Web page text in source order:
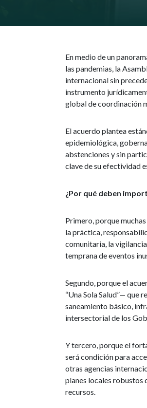
En medio de un
las pandemias, la
internacional sin
instrumento
global de coordinación
El acuerdo plantea
epidemiológica,
abstenciones y sin
clave de su efectividad
¿Por qué deben
Primero, porque
la práctica,
comunitaria, la
temprana de eventos
Segundo, porque el
“Una Sola Salud”— que
saneamiento básico,
intersectorial de los
Y tercero, porque el
será condición para
otras agencias
planes locales robustos
recursos.